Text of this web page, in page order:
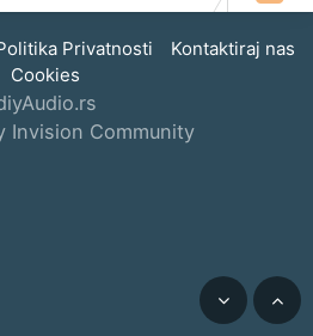
Privatnosti
Kontaktiraj nas
Cookies
Invision Community